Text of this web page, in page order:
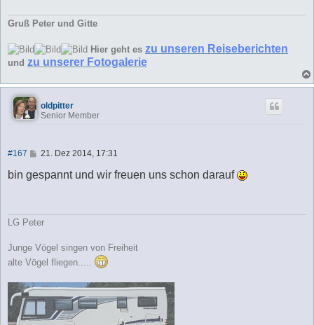
Gruß Peter und Gitte
Hier geht es zu unseren Reiseberichten
und zu unserer Fotogalerie
oldpitter
Senior Member
#167
B
i
21. Dez 2014, 17:31
bin gespannt und wir freuen uns schon darauf
LG Peter
Junge Vögel singen von Freiheit
alte Vögel fliegen.....